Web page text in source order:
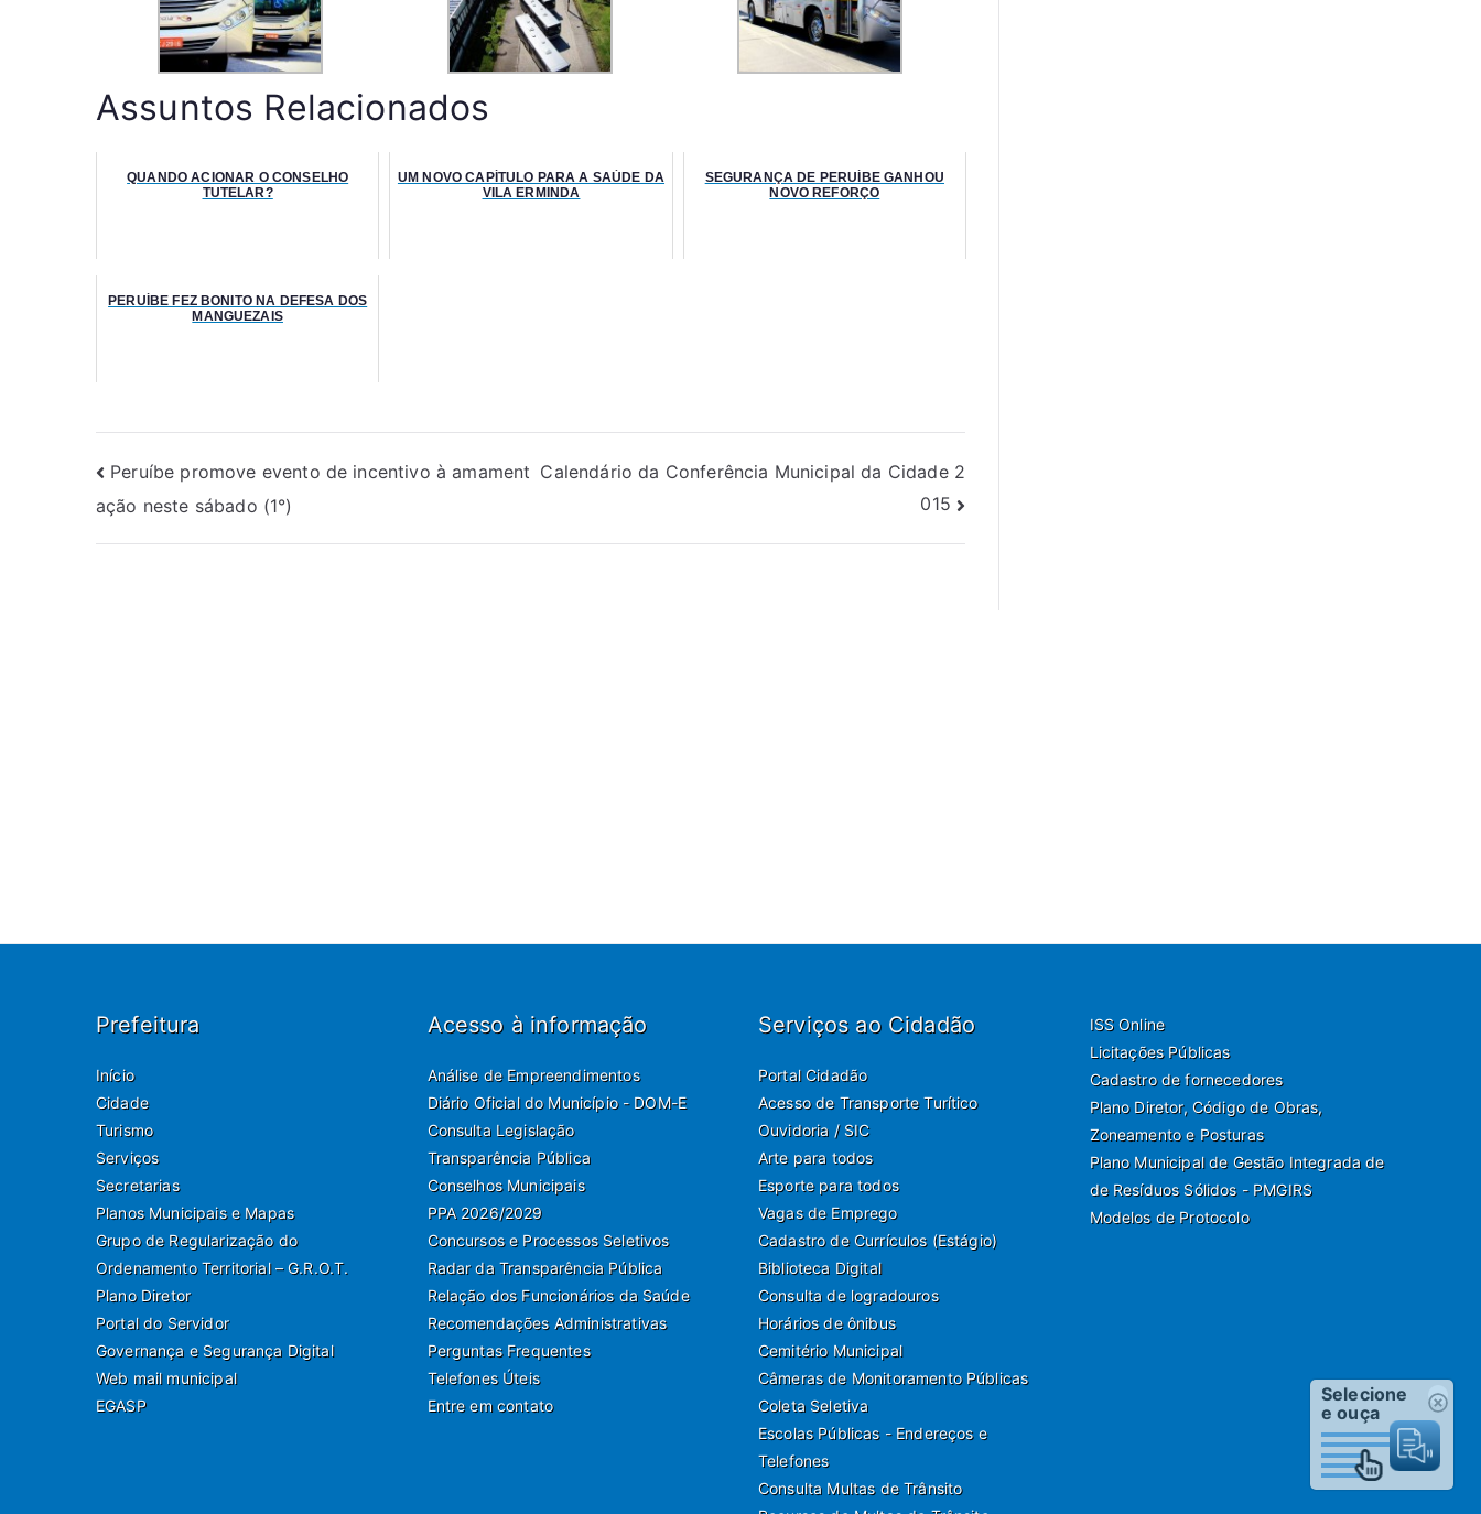
Assuntos Relacionados
QUANDO ACIONAR O CONSELHO
TUTELAR?
UM NOVO CAPÍTULO PARA A SAÚDE DA
VILA ERMINDA
SEGURANÇA DE PERUÍBE GANHOU
NOVO REFORÇO
PERUÍBE FEZ BONITO NA DEFESA DOS
MANGUEZAIS
Peruíbe promove evento de incentivo à amament
ação neste sábado (1°)
Calendário da Conferência Municipal da Cidade 2
015
Prefeitura
Início
Cidade
Turismo
Serviços
Secretarias
Planos Municipais e Mapas
Grupo de Regularização do
Ordenamento Territorial – G.R.O.T.
Plano Diretor
Portal do Servidor
Governança e Segurança Digital
Web mail municipal
EGASP
Acesso à informação
Análise de Empreendimentos
Diário Oficial do Município - DOM-E
Consulta Legislação
Transparência Pública
Conselhos Municipais
PPA 2026/2029
Concursos e Processos Seletivos
Radar da Transparência Pública
Relação dos Funcionários da Saúde
Recomendações Administrativas
Perguntas Frequentes
Telefones Úteis
Entre em contato
Serviços ao Cidadão
Portal Cidadão
Acesso de Transporte Turítico
Ouvidoria / SIC
Arte para todos
Esporte para todos
Vagas de Emprego
Cadastro de Currículos (Estágio)
Biblioteca Digital
Consulta de logradouros
Horários de ônibus
Cemitério Municipal
Câmeras de Monitoramento Públicas
Coleta Seletiva
Escolas Públicas - Endereços e
Telefones
Consulta Multas de Trânsito
ISS Online
Licitações Públicas
Cadastro de fornecedores
Plano Diretor, Código de Obras,
Zoneamento e Posturas
Plano Municipal de Gestão Integrada de
de Resíduos Sólidos - PMGIRS
Modelos de Protocolo
Selecione
e ouça